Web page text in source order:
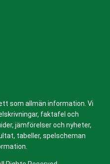
som allmän information. Vi
faktafel och
jämförelser och nyheter,
tabeller, spelscheman